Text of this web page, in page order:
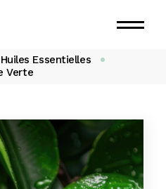
Huiles Essentielles
Verte